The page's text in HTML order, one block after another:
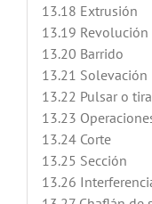
13.18 Extrusión
13.19 Revolución
13.20 Barrido
13.21 Solevación
13.22 Pulsar o
13.23
13.24 Corte
13.25 Sección
13.26